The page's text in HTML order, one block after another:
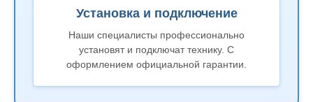
Установка и подключение
Наши специалисты профессионально
установят и подключат технику. С
оформлением официальной гарантии.